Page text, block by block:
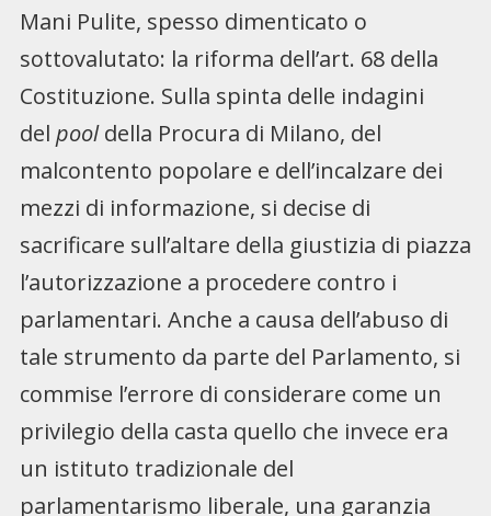
Mani Pulite, spesso dimenticato o
sottovalutato: la riforma dell’art. 68 della
Costituzione. Sulla spinta delle indagini
del pooldella Procura di Milano, del
malcontento popolare e dell’incalzare dei
mezzi di informazione, si decise di
sacrificare sull’altare della giustizia di piazza
l’autorizzazione a procedere contro i
parlamentari. Anche a causa dell’abuso di
tale strumento da parte del Parlamento, si
commise l’errore di considerare come un
privilegio della casta quello che invece era
un istituto tradizionale del
parlamentarismo liberale, una garanzia